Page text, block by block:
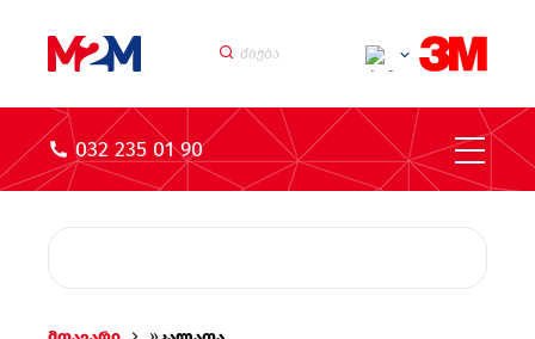
032 235 01 90